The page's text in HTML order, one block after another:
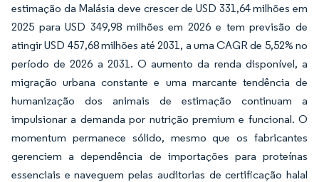
estimação da Malásia deve crescer de USD 331,64 milhões em
2025 para USD 349,98 milhões em 2026 e tem previsão de
atingir USD 457,68 milhões até 2031, a uma CAGR de 5,52% no
período de 2026 a 2031. O aumento da renda disponível, a
migração urbana constante e uma marcante tendência de
humanização dos animais de estimação continuam a
impulsionar a demanda por nutrição premium e funcional. O
momentum permanece sólido, mesmo que os fabricantes
gerenciem a dependência de importações para proteínas
essenciais e naveguem pelas auditorias de certificação halal